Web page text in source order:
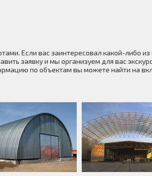
Если вас заинтересовал какой-либо
заявку и мы организуем для вас
по объектам вы можете найти на